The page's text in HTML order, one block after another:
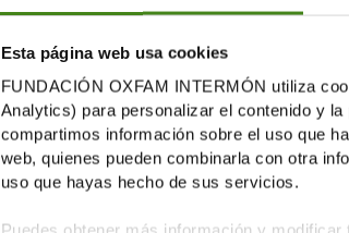
Esta página web usa cookies
FUNDACIÓN OXFAM INTERMÓN utiliza
Analytics) para personalizar el contenido y
compartimos información sobre el uso que
web, quienes pueden combinarla con otra
uso que hayas hecho de sus servicios.